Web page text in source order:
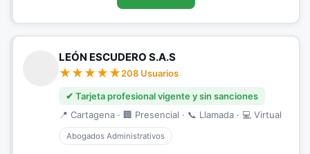
LEÓN ESCUDERO S.A.S
208 Usuarios
✔ Tarjeta profesional vigente y sin sanciones
📍 Cartagena · 🏢 Presencial · 📞 Llamada · 💻 Virtual
Abogados Administrativos